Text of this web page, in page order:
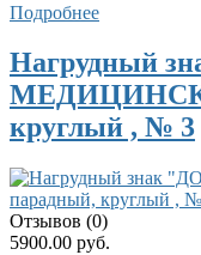
Подробнее
Нагрудный
круглый , № 3
Отзывов (0)
5900.00 руб.